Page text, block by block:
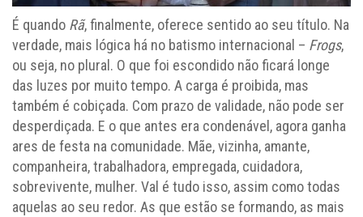
É quando Rã, finalmente, oferece sentido ao seu título. Na
verdade, mais lógica há no batismo internacional – Frogs,
ou seja, no plural. O que foi escondido não ficará longe
das luzes por muito tempo. A carga é proibida, mas
também é cobiçada. Com prazo de validade, não pode ser
desperdiçada. E o que antes era condenável, agora ganha
ares de festa na comunidade. Mãe, vizinha, amante,
companheira, trabalhadora, empregada, cuidadora,
sobrevivente, mulher. Val é tudo isso, assim como todas
aquelas ao seu redor. As que estão se formando, as mais